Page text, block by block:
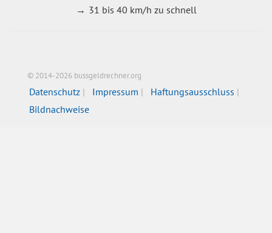
31 bis 40 km/h zu schnell
© 2014-2026 bussgeldrechner.org
Datenschutz Impressum
Haftungsausschluss
Bildnachweise